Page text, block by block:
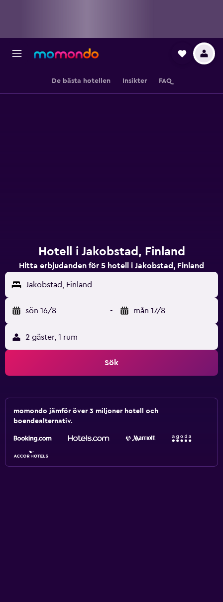
De bästa hotellen Insikter FAQ
Hotell i Jakobstad, Finland
Hitta erbjudanden för 5 hotell i Jakobstad, Finland
Jakobstad, Finland
sön 16/8 - mån 17/8
2 gäster, 1 rum
Sök
momondo jämför över 3 miljoner hotell och
boendealternativ.